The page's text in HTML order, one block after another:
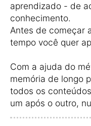
aprendizado - de
conhecimento.
Antes de começar
tempo você quer
Com a ajuda do
memória de longo
todos os
um após o outro,